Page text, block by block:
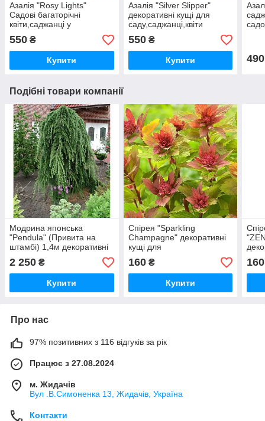
Азалія "Rosy Lights"
Садові багаторічні
квіти,саджанці у
горщиках,розсада
550 ₴
Купити
Азалія "Silver Slipper"
декоративні кущі для
саду,саджанці,квіти
багаторічні,дерева
550₴
Купити 490
Подібні товари компанії
Модрина японська
"Pendula" (Привита на
штамбі) 1,4м декоративні
кущі для саду, саджанці,
вічнозелені рослини в
горщиках
2 250 ₴
Купити
Спірея "Sparkling
Champagne" декоративні
кущі для
багаторічні,дерева
160₴
Купити
160
Про нас
97% позитивних з 116 відгуків за рік
Працює з 27.08.2024
м. Жидачів
Вул .В.Симоненка 13, Жидачів, Україна
Контакти